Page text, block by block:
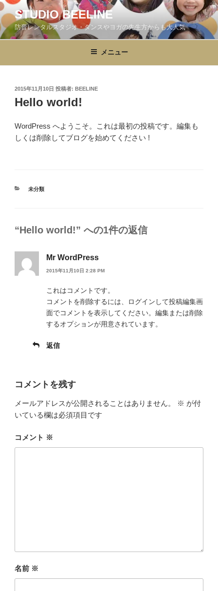
コ
ン
テ
ン
へ
STUDIO BEELINE
防音レンタルスタジオ・ダンスやヨガの先生方からも大人気
メニュー
投
稿
日:
2015年11月10日 投稿者: BEELINE
Hello world!
WordPress へようこそ。これは最初の投稿です。編集も
しくは削除してブログを始めてください !
カ
未分類
“Hello world!” への1件の返信
Mr WordPress
2015年11月10日 2:28 PM
これはコメントです。
コメントを削除するには、ログインして投稿編集画
面でコメントを表示してください。編集または削除
するオプションが用意されています。
返信
コメントを残す
メールアドレスが公開されることはありません。 ※ が付
いている欄は必須項目です
コメント ※
名前 ※